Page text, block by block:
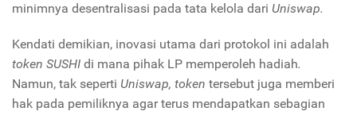
minimnya desentralisasi pada tata kelola dari Uniswap.
Kendati demikian, inovasi utama dari protokol ini adalah
token SUSHI di mana pihak LP memperoleh hadiah.
Namun, tak seperti Uniswap, token tersebut juga memberi
hak pada pemiliknya agar terus mendapatkan sebagian